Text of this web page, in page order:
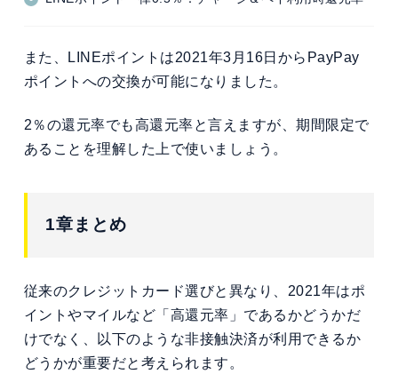
また、LINEポイントは2021年3月16日からPayPay
ポイントへの交換が可能になりました。
2％の還元率でも高還元率と言えますが、期間限定で
あることを理解した上で使いましょう。
1章まとめ
従来のクレジットカード選びと異なり、2021年はポ
イントやマイルなど「高還元率」であるかどうかだ
けでなく、以下のような非接触決済が利用できるか
どうかが重要だと考えられます。